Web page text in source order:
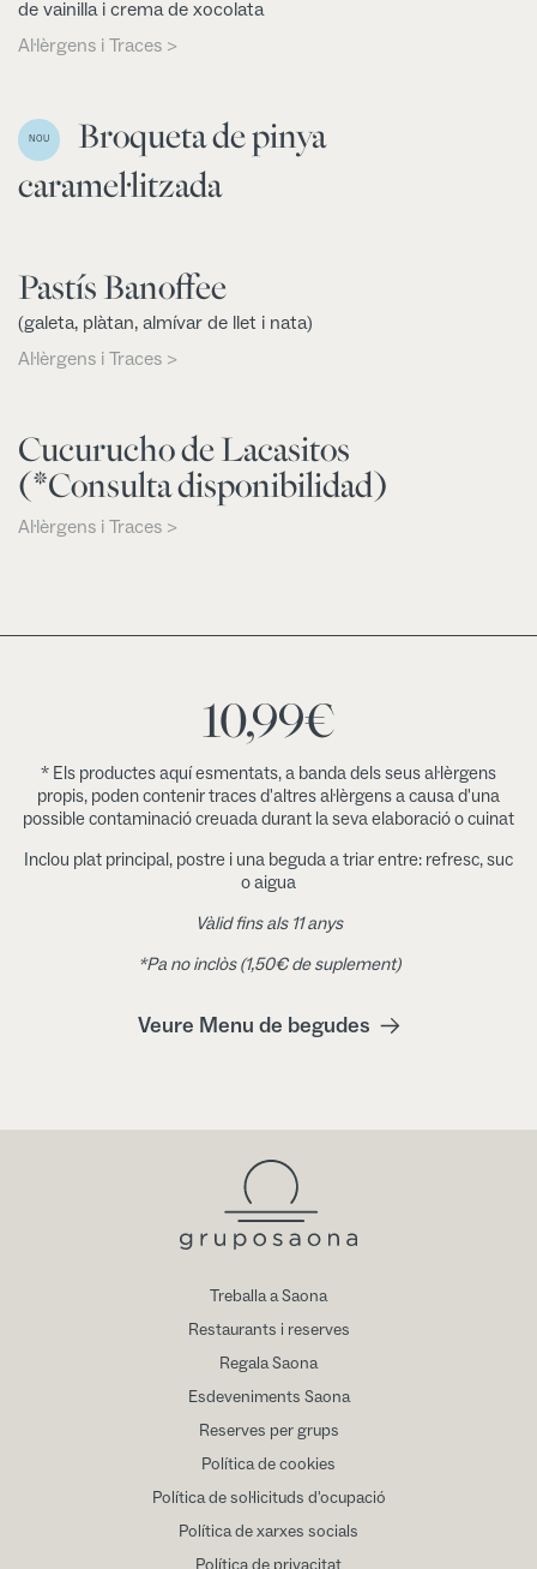
de vainilla i crema de xocolata
Al·lèrgens i Traces >
NOU
Broqueta de pinya
caramel·litzada
Pastís Banoffee
(galeta, plàtan, almívar de llet i nata)
Al·lèrgens i Traces >
Cucurucho de Lacasitos
(*Consulta disponibilidad)
Al·lèrgens i Traces >
10,99€
* Els productes aquí esmentats, a banda dels seus al·lèrgens
propis, poden contenir traces d'altres al·lèrgens a causa d'una
possible contaminació creuada durant la seva elaboració o cuinat
Inclou plat principal, postre i una beguda a triar entre: refresc, suc
o aigua
Vàlid fins als 11 anys
*Pa no inclòs (1,50€ de suplement)
Veure Menu de begudes
Treballa a Saona
Restaurants i reserves
Regala Saona
Esdeveniments Saona
Reserves per grups
Política de cookies
Política de sol·licituds d'ocupació
Política de xarxes socials